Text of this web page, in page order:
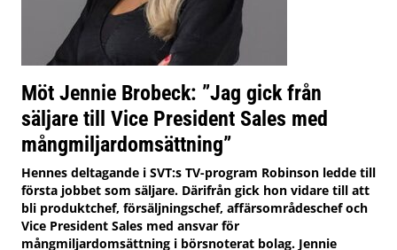
Möt Jennie Brobeck: ”Jag gick från
säljare till Vice President Sales med
mångmiljardomsättning”
Hennes deltagande i SVT:s TV-program Robinson ledde till
första jobbet som säljare. Därifrån gick hon vidare till att
bli produktchef, försäljningschef, affärsområdeschef och
Vice President Sales med ansvar för
mångmiljardomsättning i börsnoterat bolag. Jennie